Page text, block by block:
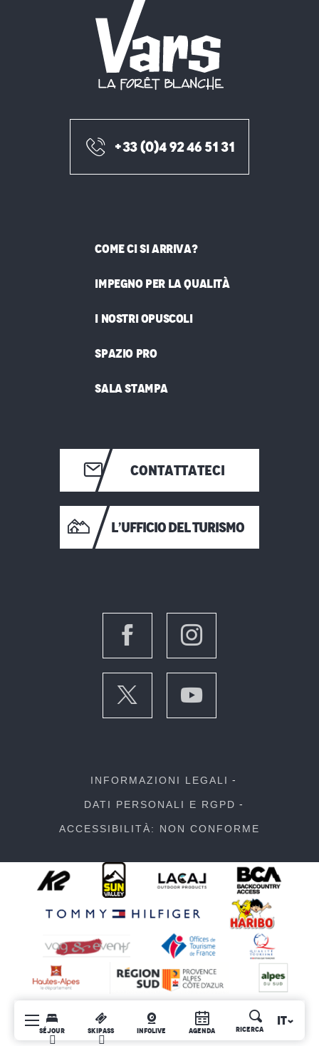
SÉJOUR SKIPASS INFOLIVE AGENDA
Ricerca
IT
+33 (0)4 92 46 51 31
COME CI SI ARRIVA?
IMPEGNO PER LA QUALITÀ
I NOSTRI OPUSCOLI
SPAZIO PRO
SALA STAMPA
CONTATTATECI
L’UFFICIO DEL TURISMO
INFORMAZIONI LEGALI
DATI PERSONALI E RGPD
ACCESSIBILITÀ: NON CONFORME